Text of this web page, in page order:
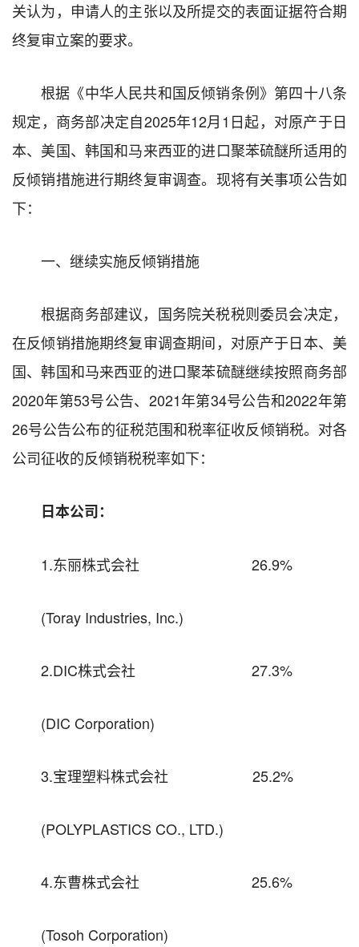
关认为，申请人的主张以及所提交的表面证据符合期
终复审立案的要求。
根据《中华人民共和国反倾销条例》第四十八条
规定，商务部决定自2025年12月1日起，对原产于日
本、美国、韩国和马来西亚的进口聚苯硫醚所适用的
反倾销措施进行期终复审调查。现将有关事项公告如
下：
一、继续实施反倾销措施
根据商务部建议，国务院关税税则委员会决定，
在反倾销措施期终复审调查期间，对原产于日本、美
国、韩国和马来西亚的进口聚苯硫醚继续按照商务部
2020年第53号公告、2021年第34号公告和2022年第
26号公告公布的征税范围和税率征收反倾销税。对各
公司征收的反倾销税税率如下：
日本公司：
1.东丽株式会社 26.9%
(Toray Industries, Inc.)
2.DIC株式会社 27.3%
(DIC Corporation)
3.宝理塑料株式会社 25.2%
(POLYPLASTICS CO., LTD.)
4.东曹株式会社 25.6%
(Tosoh Corporation)